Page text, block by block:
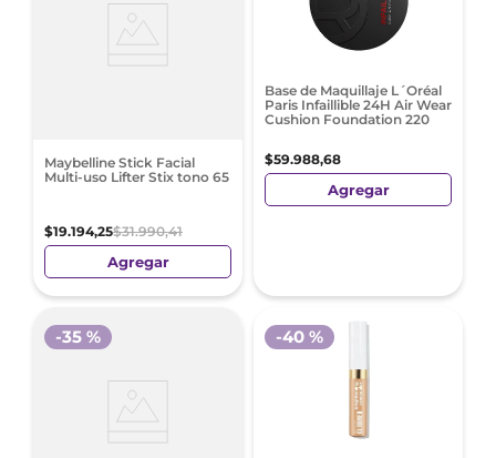
Maybelline Stick Facial
Multi-uso Lifter Stix tono 65
$19.194,25$31.990,41
Agregar
Base de Maquillaje L´Oréal
Paris Infaillible 24H Air Wear
Cushion Foundation 220
$59.988,68
Agregar
-35 % -40 %